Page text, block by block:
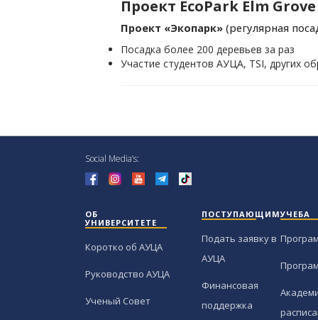
Проект EcoPark Elm
Проект «Экопарк» (регулярная
Посадка более 200 деревьев за раз
Участие студентов АУЦА, TSI, других
Social Media’s:
ОБ
УНИВЕРСИТЕТЕ
Коротко об АУЦА
Руководство АУЦА
Ученый Совет
ПОСТУПАЮЩИМ
Подать заявку в
АУЦА
Финансовая
поддержка
УЧЕБА